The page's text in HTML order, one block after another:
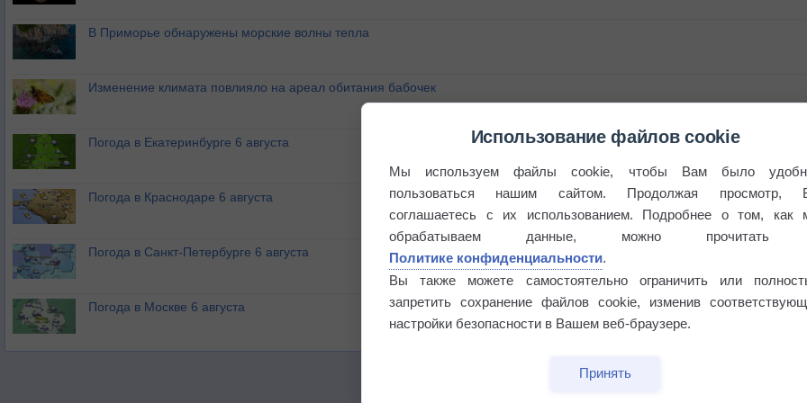
В Приморье обнаружены морские волны тепла
Изменение климата повлияло на ареал обитания бабочек
Погода в Екатеринбурге 6 августа
Погода в Краснодаре 6 августа
Погода в Санкт-Петербурге 6 августа
Погода в Москве 6 августа
Использование файлов cookie
Мы используем файлы cookie, чтобы Вам было
пользоваться нашим сайтом. Продолжая просмотр,
соглашаетесь с их использованием. Подробнее о том, как
обрабатываем данные, можно прочитать
Политике конфиденциальности.
Вы также можете самостоятельно ограничить или
запретить сохранение файлов cookie, изменив
настройки безопасности в Вашем веб-браузере.
Принять